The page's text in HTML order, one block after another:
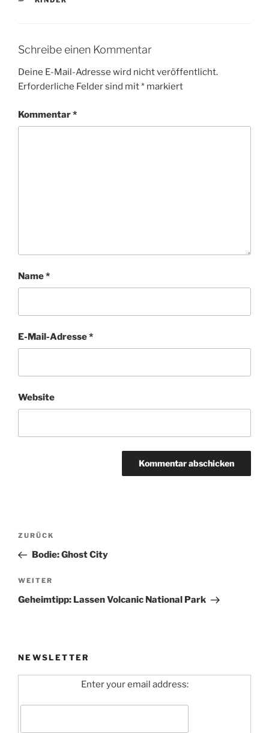
Schreibe einen Kommentar
Deine E-Mail-Adresse wird nicht veröffentlicht.
Erforderliche Felder sind mit* markiert
Kommentar*
Name*
E-Mail-Adresse*
Website
Beitragsnavigation
Vorheriger
Beitrag
ZURÜCK
Bodie: Ghost City
Nächster
Beitrag
WEITER
Geheimtipp: Lassen Volcanic National Park
NEWSLETTER
Enter your email address: